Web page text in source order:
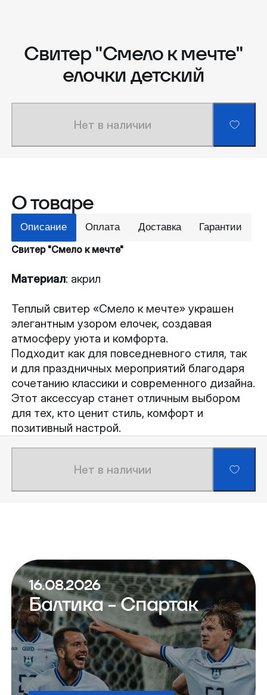
Свитер "Смело к мечте"
елочки детский
Нет в наличии
О товаре
Описание Оплата Доставка Гарантии
Свитер "Смело к мечте"
Материал: акрил
Теплый свитер «Смело к мечте» украшен
элегантным узором елочек, создавая
атмосферу уюта и комфорта.
Подходит как для повседневного стиля, так
и для праздничных мероприятий благодаря
сочетанию классики и современного дизайна.
Этот аксессуар станет отличным выбором
для тех, кто ценит стиль, комфорт и
позитивный настрой.
Нет в наличии
16.08.2026
Балтика - Спартак